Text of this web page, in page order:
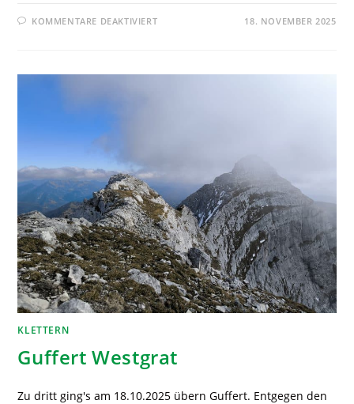
KOMMENTARE DEAKTIVIERT 18. NOVEMBER 2025
KLETTERN
Guffert Westgrat
Zu dritt ging's am 18.10.2025 übern Guffert. Entgegen den